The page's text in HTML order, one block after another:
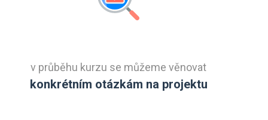
v průběhu kurzu se můžeme věnovat
konkrétním otázkám na projektu